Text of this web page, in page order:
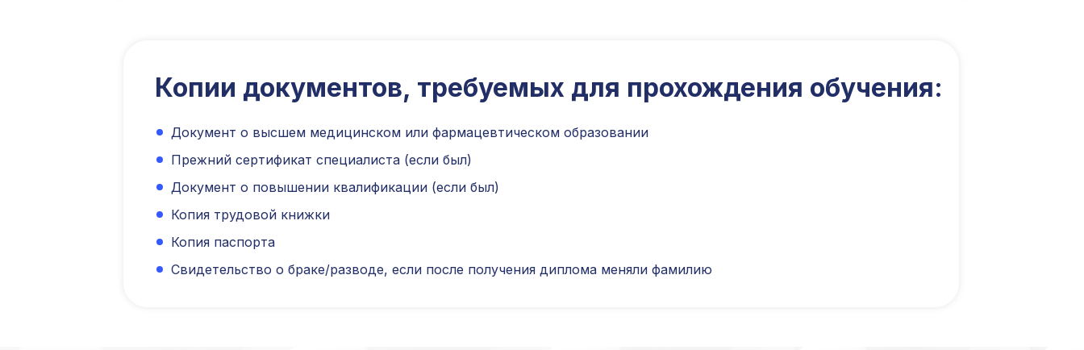
Документ о высшем медицинском или фармацевтическом образовании
Прежний сертификат специалиста (если был)
Документ о повышении квалификации (если был)
Копия трудовой книжки
Копия паспорта
Свидетельство о браке/разводе, если после получения диплома меняли фамилию
Копии документов, требуемых для прохождения обучения: